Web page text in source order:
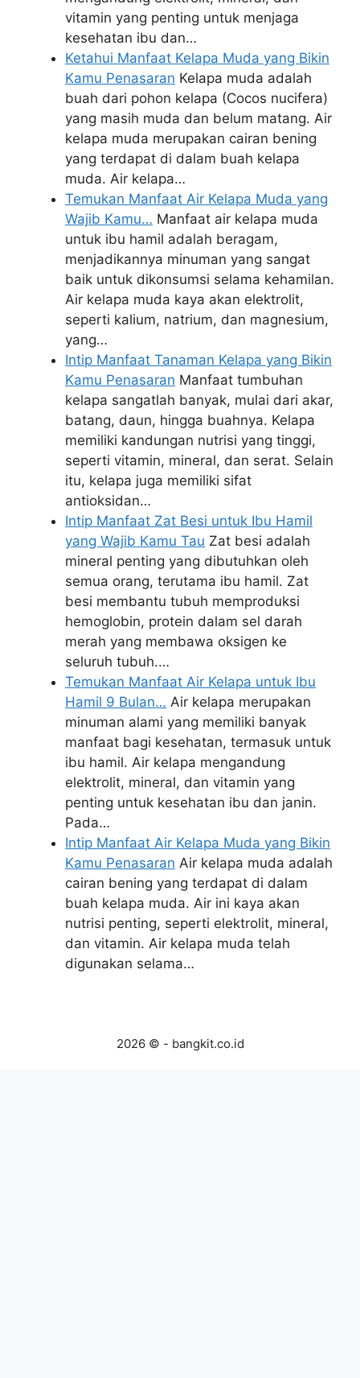
vitamin yang penting untuk menjaga
kesehatan ibu dan…
Ketahui Manfaat Kelapa Muda yang Bikin
Kamu Penasaran Kelapa muda adalah
buah dari pohon kelapa (Cocos nucifera)
yang masih muda dan belum matang. Air
kelapa muda merupakan cairan bening
yang terdapat di dalam buah kelapa
muda. Air kelapa…
Temukan Manfaat Air Kelapa Muda yang
Wajib Kamu… Manfaat air kelapa muda
untuk ibu hamil adalah beragam,
menjadikannya minuman yang sangat
baik untuk dikonsumsi selama kehamilan.
Air kelapa muda kaya akan elektrolit,
seperti kalium, natrium, dan magnesium,
yang…
Intip Manfaat Tanaman Kelapa yang Bikin
Kamu Penasaran Manfaat tumbuhan
kelapa sangatlah banyak, mulai dari akar,
batang, daun, hingga buahnya. Kelapa
memiliki kandungan nutrisi yang tinggi,
seperti vitamin, mineral, dan serat. Selain
itu, kelapa juga memiliki sifat
antioksidan…
Intip Manfaat Zat Besi untuk Ibu Hamil
yang Wajib Kamu Tau Zat besi adalah
mineral penting yang dibutuhkan oleh
semua orang, terutama ibu hamil. Zat
besi membantu tubuh memproduksi
hemoglobin, protein dalam sel darah
merah yang membawa oksigen ke
seluruh tubuh.…
Temukan Manfaat Air Kelapa untuk Ibu
Hamil 9 Bulan… Air kelapa merupakan
minuman alami yang memiliki banyak
manfaat bagi kesehatan, termasuk untuk
ibu hamil. Air kelapa mengandung
elektrolit, mineral, dan vitamin yang
penting untuk kesehatan ibu dan janin.
Pada…
Intip Manfaat Air Kelapa Muda yang Bikin
Kamu Penasaran Air kelapa muda adalah
cairan bening yang terdapat di dalam
buah kelapa muda. Air ini kaya akan
nutrisi penting, seperti elektrolit, mineral,
dan vitamin. Air kelapa muda telah
digunakan selama…
2026 © - bangkit.co.id